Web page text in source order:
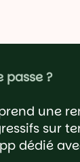
passe ?
une
sur
dédié